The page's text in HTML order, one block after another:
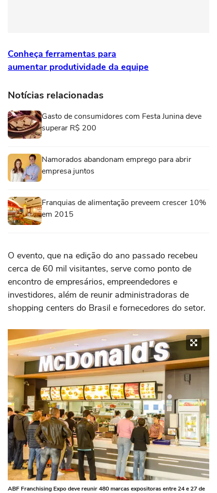
Conheça ferramentas para
aumentar produtividade da equipe
Notícias relacionadas
Gasto de consumidores com Festa Junina deve
superar R$ 200
Namorados abandonam emprego para abrir
empresa juntos
Franquias de alimentação preveem crescer 10%
em 2015
O evento, que na edição do ano passado recebeu
cerca de 60 mil visitantes, serve como ponto de
encontro de empresários, empreendedores e
investidores, além de reunir administradoras de
shopping centers do Brasil e fornecedores do setor.
ABF Franchising Expo deve reunir 480 marcas expositoras entre 24 e 27 de